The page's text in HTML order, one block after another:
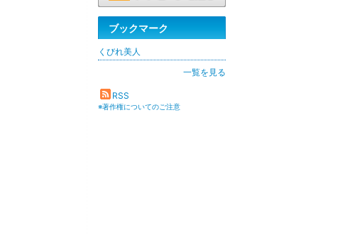
ブックマーク
くびれ美人
一覧を見る
RSS
※著作権についてのご注意